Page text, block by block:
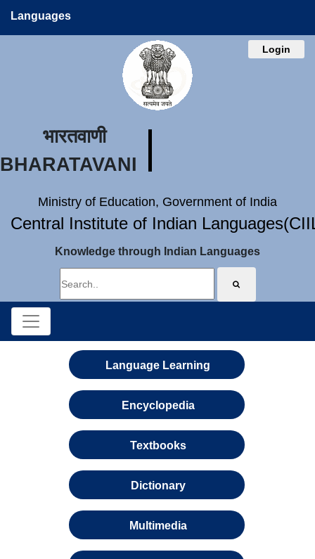
Languages
Login
भारतवाणी
BHARATAVANI
Ministry of Education, Government of India
Central Institute of Indian
Knowledge through Indian Languages
Language Learning
Encyclopedia
Textbooks
Dictionary
Multimedia